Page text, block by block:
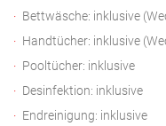
Bettwäsche: inklusive
Handtücher: inklusive
Pooltücher: inklusive
Desinfektion: inklusive
Endreinigung: inklusive